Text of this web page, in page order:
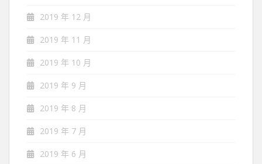
2019 年 12 月
2019 年 11 月
2019 年 10 月
2019 年 9 月
2019 年 8 月
2019 年 7 月
2019 年 6 月